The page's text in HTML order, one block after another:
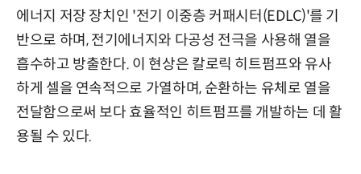
에너지 저장 장치인 '전기 이중층 커패시터(EDLC)'를 기
반으로 하며, 전기에너지와 다공성 전극을 사용해 열을
흡수하고 방출한다. 이 현상은 칼로릭 히트펌프와 유사
하게 셀을 연속적으로 가열하며, 순환하는 유체로 열을
전달함으로써 보다 효율적인 히트펌프를 개발하는 데 활
용될 수 있다.